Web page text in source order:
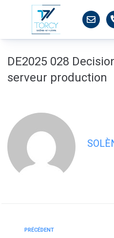
DE2025 028
serveur production
PRÉCÉDENT